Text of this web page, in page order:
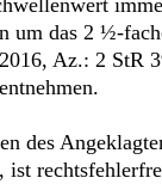
um das 2 ½-
Az.: 2 StR
des
ist